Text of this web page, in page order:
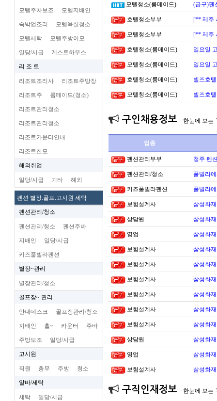
모텔주차보조 모텔지배인
숙박업조리 모텔욕실청소
모텔세탁 모텔주방이모
일당/시급 게스트하우스
리 조 트
리조트조리사 리조트주방장
리조트주 룸메이드(청소)
리조트관리청소
리조트관리청소
리조트카운터안내
리조트찬모
해외취업
일당/시급 기타 해외
펜션 별장.골프.고시원 세탁
펜션관리/청소
펜션관리/청소 펜션주바
지배인 일당/시급
키즈풀빌라펜션
별장~관리
별장관리/청소
골프장~ 관리
안내데스크 골프장관리/청소
지배인 홀~ 카운터 주바
주방보조 일당/시급
고시원
직원 총무 주방 청소
알바/세탁
세탁 일당/시급
모텔청소(룸메이드) (급구)팬
호텔청소부부 [** 제주
모텔청소부부 [** 제주
호텔청소(룸메이드) 일요일
모텔청소(룸메이드) 일요일
호텔청소(룸메이드) 빌즈호
모텔청소(룸메이드) 빌즈호
구인채용정보 한눈에 보는
업종
펜션관리부부 청주 펜
펜션관리/청소 풀빌라
키즈풀빌라펜션 풀빌라
보험설계사 삼성화
상담원 삼성화
영업 삼성화
보험설계사 삼성화
보험설계사 삼성화
보험설계사 삼성화
보험설계사 삼성화
보험설계사 삼성화
보험설계사 삼성화
상담원 삼성화
영업 삼성화
보험설계사 삼성화
구직인재정보 한눈에 보는